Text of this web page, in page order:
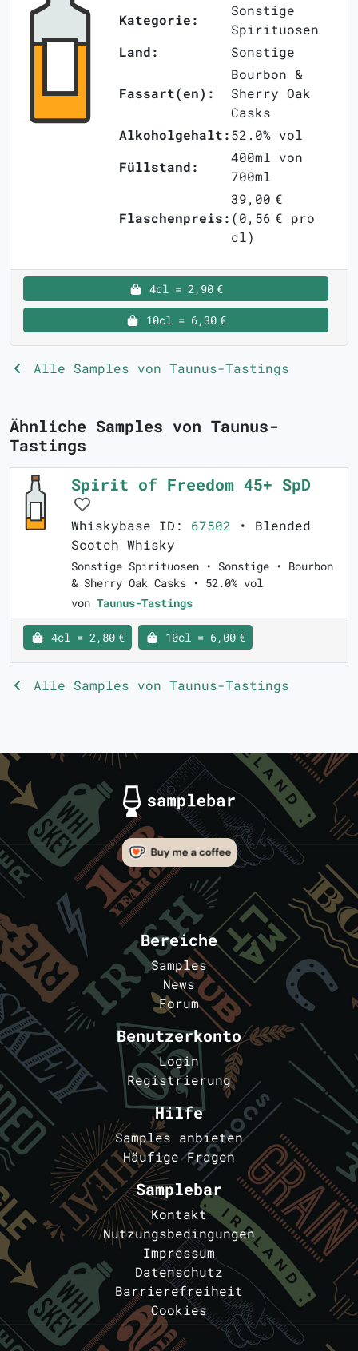
Kategorie:
Sonstige
Spirituosen
Land:
Sonstige
Fassart(en):
Bourbon &
Sherry Oak
Casks
Alkoholgehalt:52.0% vol
Füllstand:
400ml von
700ml
Flaschenpreis:
39,00 €
(0,56 € pro
cl)
4cl = 2,90 €
10cl = 6,30 €
Alle Samples von Taunus-Tastings
Ähnliche Samples von Taunus-
Tastings
Spirit of Freedom 45+ SpD
Whiskybase ID: 67502 • Blended
Scotch Whisky
Sonstige Spirituosen • Sonstige • Bourbon
& Sherry Oak Casks • 52.0% vol
von Taunus-Tastings
4cl = 2,80 € 10cl = 6,00 €
Alle Samples von Taunus-Tastings
Bereiche
Samples
News
Forum
Benutzerkonto
Login
Registrierung
Hilfe
Samples anbieten
Häufige Fragen
Samplebar
Kontakt
Nutzungsbedingungen
Impressum
Datenschutz
Barrierefreiheit
Cookies